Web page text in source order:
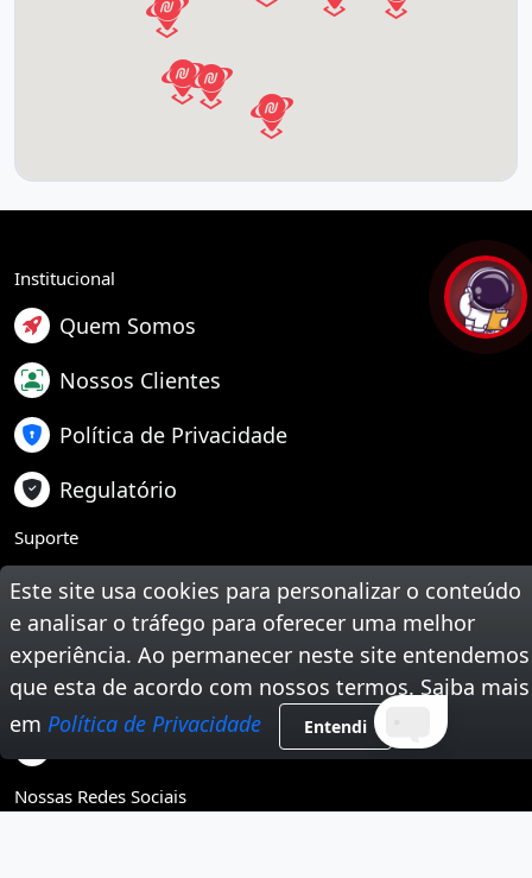
Este site usa cookies para personalizar o conteúdo
e analisar o tráfego para oferecer uma melhor
experiência. Ao permanecer neste site entendemos
que esta de acordo com nossos termos. Saiba mais
em Política de Privacidade Entendi
Institucional
Quem Somos
Nossos Clientes
Política de Privacidade
Regulatório
Suporte
Teste Sua Velocidade
Segunda Via de Boleto
Trabalhe Conosco
Nossas Redes Sociais